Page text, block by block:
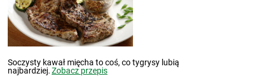
Soczysty kawał mięcha to coś, co tygrysy lubią
najbardziej.Zobacz przepis